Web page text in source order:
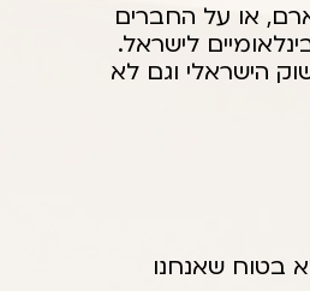
או על החברים
לישראל.
הישראלי וגם לא
בטוח שאנחנו